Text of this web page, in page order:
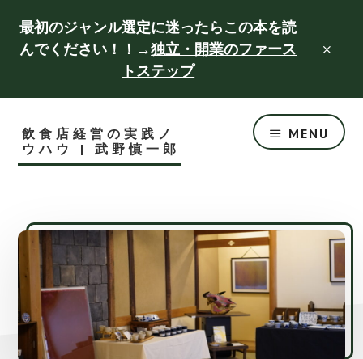
main
footer
最初のジャンル選定に迷ったらこの本を読
んでください！！→独立・開業のファース
トステップ
飲食店経営の実践ノ
ウハウ | 武野慎一郎
る
飲
食
店
づ
く
り
MENU